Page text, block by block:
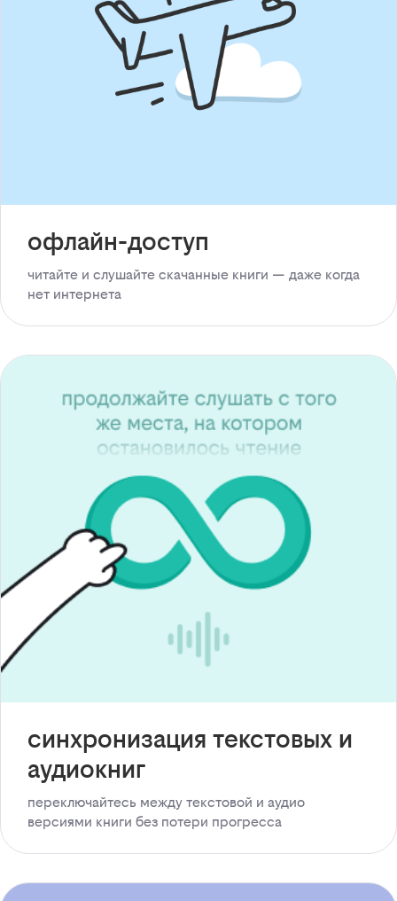
офлайн-доступ
читайте и слушайте скачанные книги — даже когда
нет интернета
синхронизация текстовых и
аудиокниг
переключайтесь между текстовой и аудио
версиями книги без потери прогресса